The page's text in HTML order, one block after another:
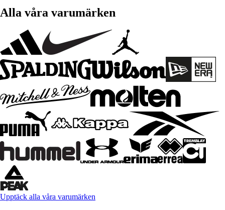
Alla våra varumärken
Upptäck alla våra varumärken